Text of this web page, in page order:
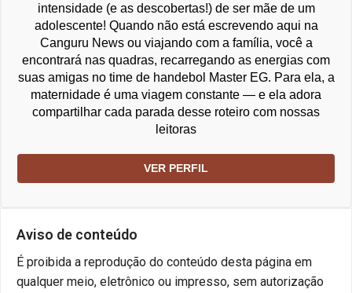
intensidade (e as descobertas!) de ser mãe de um
adolescente! Quando não está escrevendo aqui na
Canguru News ou viajando com a família, você a
encontrará nas quadras, recarregando as energias com
suas amigas no time de handebol Master EG. Para ela, a
maternidade é uma viagem constante — e ela adora
compartilhar cada parada desse roteiro com nossas
leitoras
VER PERFIL
Aviso de conteúdo
É proibida a reprodução do conteúdo desta página em
qualquer meio, eletrônico ou impresso, sem autorização